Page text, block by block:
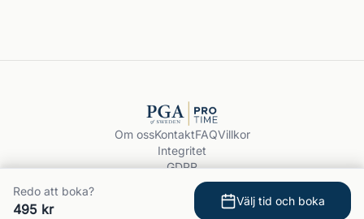
Redo att boka?
495 kr
Välj tid och boka
Om ossKontaktFAQVillkor
Integritet
GDPR
Boka träning
© 2026 PGA ProTime.